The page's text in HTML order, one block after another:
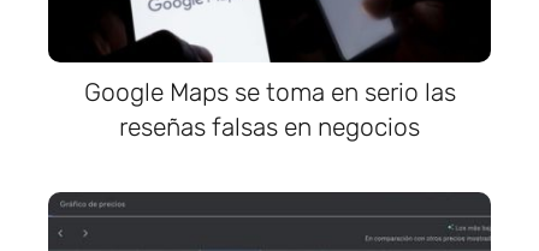
Google Maps se toma en serio las
reseñas falsas en negocios